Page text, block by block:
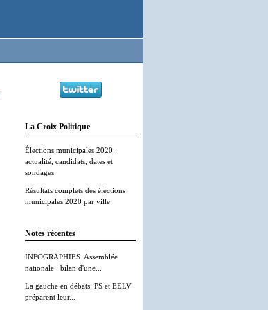
La Croix Politique
Élections municipales 2020 :
actualité, candidats, dates et
sondages
Résultats complets des élections
municipales 2020 par ville
Notes récentes
INFOGRAPHIES. Assemblée
nationale : bilan d'une...
La gauche en débats: PS et EELV
préparent leur...